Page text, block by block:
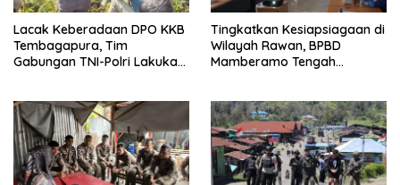
Lacak Keberadaan DPO KKB
Tembagapura, Tim
Gabungan TNI-Polri Lakukan
Tingkatkan Kesiapsiagaan di
Wilayah Rawan, BPBD
Mamberamo Tengah